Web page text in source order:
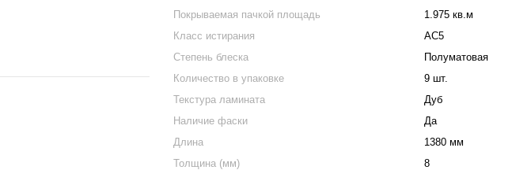
Покрываемая пачкой площадь
1.975 кв.м
Класс истирания
АС5
Степень блеска
Полуматовая
Количество в упаковке
9 шт.
Текстура ламината
Дуб
Наличие фаски
Да
Длина
1380 мм
Толщина (мм)
8